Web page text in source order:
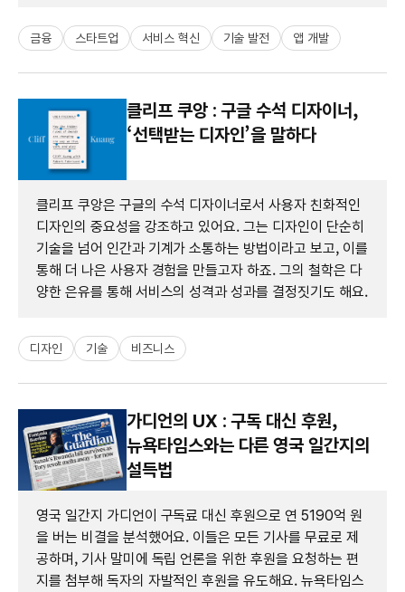
금융 스타트업 서비스 혁신 기술 발전 앱 개발
클리프 쿠앙 : 구글 수석 디자이너,
‘선택받는 디자인’을 말하다
클리프 쿠앙은 구글의 수석 디자이너로서 사용자 친화적인
디자인의 중요성을 강조하고 있어요. 그는 디자인이 단순히
기술을 넘어 인간과 기계가 소통하는 방법이라고 보고, 이를
통해 더 나은 사용자 경험을 만들고자 하죠. 그의 철학은 다
양한 은유를 통해 서비스의 성격과 성과를 결정짓기도 해요.
디자인 기술 비즈니스
가디언의 UX : 구독 대신 후원,
뉴욕타임스와는 다른 영국 일간지의
설득법
영국 일간지 가디언이 구독료 대신 후원으로 연 5190억 원
을 버는 비결을 분석했어요. 이들은 모든 기사를 무료로 제
공하며, 기사 말미에 독립 언론을 위한 후원을 요청하는 편
지를 첨부해 독자의 자발적인 후원을 유도해요. 뉴욕타임스